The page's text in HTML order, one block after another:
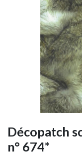
Décopatch
n° 674*